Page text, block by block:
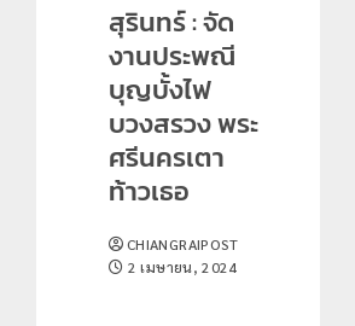
สุรินทร์ : จัด
งานประพณี
บุญบั้งไฟ
บวงสรวง พระ
ศรีนครเตา
ท้าวเธอ
CHIANGRAIPOST
2 เมษายน, 2024